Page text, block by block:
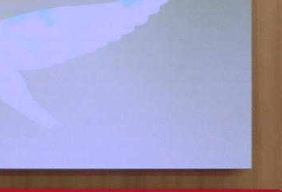
東広島キャンパス
学内向け専用ページ
広国ポータルサイト